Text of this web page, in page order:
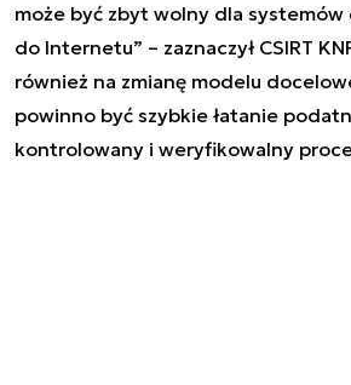
może być zbyt wolny dla
do Internetu” – zaznaczył CSIRT
również na zmianę modelu
powinno być szybkie łatanie
kontrolowany i weryfikowalny